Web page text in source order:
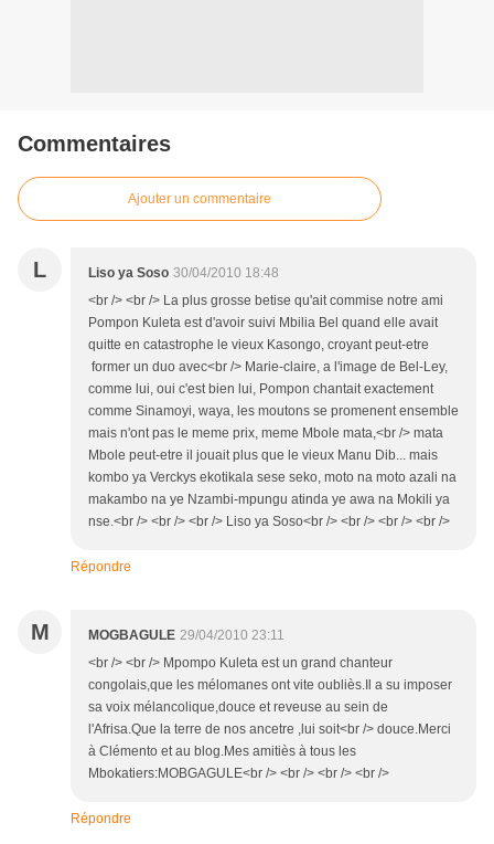
Commentaires
Ajouter un commentaire
L Liso ya Soso 30/04/2010 18:48
<br /> <br /> La plus grosse betise qu'ait commise notre ami
Pompon Kuleta est d'avoir suivi Mbilia Bel quand elle avait
quitte en catastrophe le vieux Kasongo, croyant peut-etre
former un duo avec<br /> Marie-claire, a l'image de Bel-Ley,
comme lui, oui c'est bien lui, Pompon chantait exactement
comme Sinamoyi, waya, les moutons se promenent ensemble
mais n'ont pas le meme prix, meme Mbole mata,<br /> mata
Mbole peut-etre il jouait plus que le vieux Manu Dib... mais
kombo ya Verckys ekotikala sese seko, moto na moto azali na
makambo na ye Nzambi-mpungu atinda ye awa na Mokili ya
nse.<br /> <br /> <br /> Liso ya Soso<br /> <br /> <br /> <br />
Répondre
M MOGBAGULE 29/04/2010 23:11
<br /> <br /> Mpompo Kuleta est un grand chanteur
congolais,que les mélomanes ont vite oubliès.Il a su imposer
sa voix mélancolique,douce et reveuse au sein de
l'Afrisa.Que la terre de nos ancetre ,lui soit<br /> douce.Merci
à Clémento et au blog.Mes amitiès à tous les
Mbokatiers:MOBGAGULE<br /> <br /> <br /> <br />
Répondre